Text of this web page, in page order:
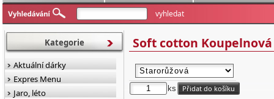
Soft cotton Koupelnová
ks
Kategorie
Aktuální dárky
Expres Menu
Jaro, léto